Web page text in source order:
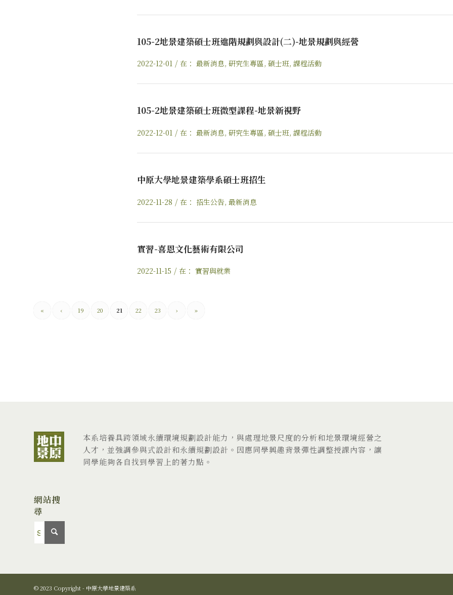
105-2地景建築碩士班進階規劃與設計(二)-地景規劃與經營
2022-12-01 / 在： 最新消息, 研究生專區, 碩士班, 課程活動
105-2地景建築碩士班微型課程-地景新視野
2022-12-01 / 在： 最新消息, 研究生專區, 碩士班, 課程活動
中原大學地景建築學系碩士班招生
2022-11-28 / 在： 招生公告, 最新消息
實習-喜恩文化藝術有限公司
2022-11-15 / 在： 實習與就業
« ‹ 19 20 21 22 23 › »
網站搜
尋
本系培養具跨領域永續環境規劃設計能力，與處理地景尺度的分析和地景環境經營之
人才，並強調參與式設計和永續規劃設計。因應同學興趣背景彈性調整授課內容，讓
同學能夠各自找到學習上的著力點。
© 2023 Copyright - 中原大學地景建築系